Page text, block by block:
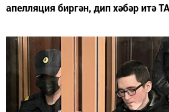
апелляция биргән, дип хәбәр итә